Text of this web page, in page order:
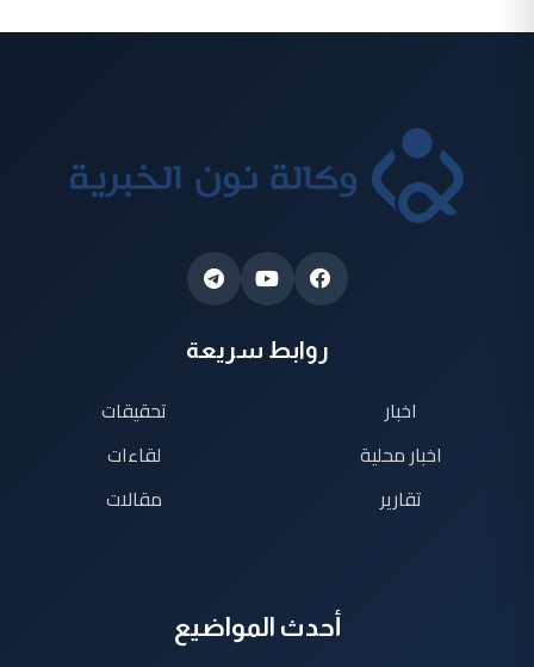
روابط سريعة
اخبار
اخبار محلية
تقارير
تحقيقات
لقاءات
مقالات
أحدث المواضيع